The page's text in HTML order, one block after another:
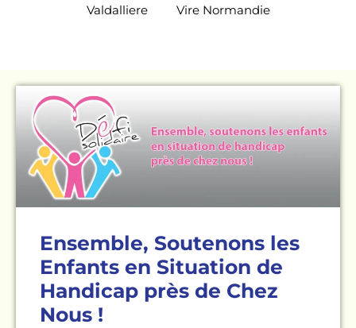
Valdalliere
Vire Normandie
Ensemble, Soutenons les
Enfants en Situation de
Handicap près de Chez
Nous !